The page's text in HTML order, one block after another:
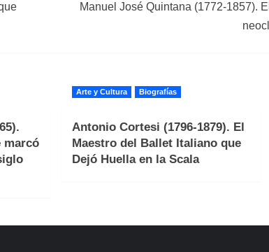
Manuel José Quintana (1772-1857).
marcó
Arte y Cultura Biografías
Antonio Cortesi (1796-1879). El
Maestro del Ballet Italiano que
Dejó Huella en la Scala